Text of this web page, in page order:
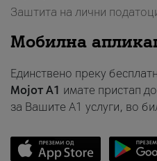
Заштита на лични
Мобилна
Единствено преку
Мојот A1 имате пристап
за Вашите A1 услуги, во